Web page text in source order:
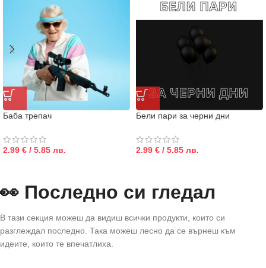
Баба трепач
2.99 € / 5.85 лв.
Бели пари за черни дни
2.99 € / 5.85 лв.
👀 Последно си гледал
В тази секция можеш да видиш всички продукти, които си
разглеждал последно. Така можеш лесно да се върнеш към
идеите, които те впечатлиха.